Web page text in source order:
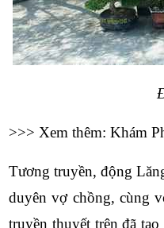
>>> Xem thêm: Khám
Tương truyền, động
duyên vợ chồng, cùng
truyền thuyết trên đã